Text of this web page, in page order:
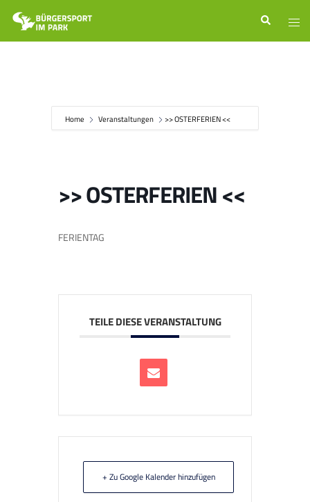
Zum
Inhalt
springen
Suche
Home Veranstaltungen >> OSTERFERIEN <<
>> OSTERFERIEN <<
FERIENTAG
TEILE DIESE VERANSTALTUNG
+ Zu Google Kalender hinzufügen